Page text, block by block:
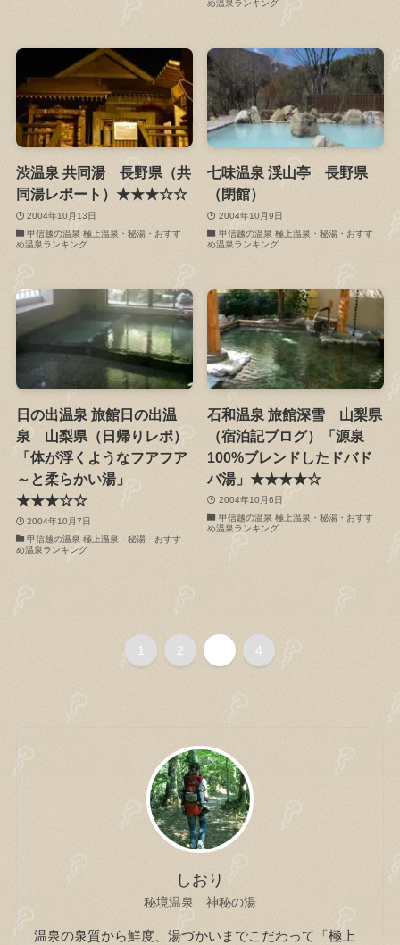
め温泉ランキング
渋温泉 共同湯 長野県（共
同湯レポート）★★★☆☆
2004年10月13日
甲信越の温泉 極上温泉・秘湯・おすす
め温泉ランキング
七味温泉 渓山亭 長野県
（閉館）
2004年10月9日
甲信越の温泉 極上温泉・秘湯・おすす
め温泉ランキング
日の出温泉 旅館日の出温
泉 山梨県（日帰りレポ）
「体が浮くようなフアフア
～と柔らかい湯」
★★★☆☆
2004年10月7日
甲信越の温泉 極上温泉・秘湯・おすす
め温泉ランキング
石和温泉 旅館深雪 山梨県
（宿泊記ブログ）「源泉
100%ブレンドしたドバド
バ湯」★★★★☆
2004年10月6日
甲信越の温泉 極上温泉・秘湯・おすす
め温泉ランキング
1 2 4
しおり
秘境温泉 神秘の湯
温泉の泉質から鮮度、湯づかいまでこだわって「極上